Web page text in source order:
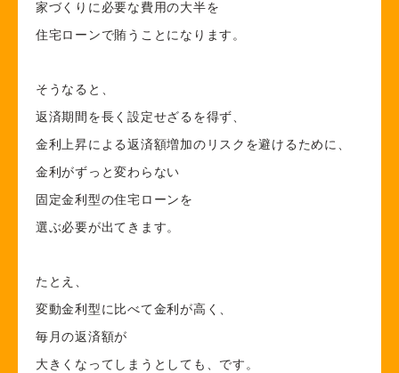
家づくりに必要な費用の大半を
住宅ローンで賄うことになります。
そうなると、
返済期間を長く設定せざるを得ず、
金利上昇による返済額増加のリスクを避けるために、
金利がずっと変わらない
固定金利型の住宅ローンを
選ぶ必要が出てきます。
たとえ、
変動金利型に比べて金利が高く、
毎月の返済額が
大きくなってしまうとしても、です。